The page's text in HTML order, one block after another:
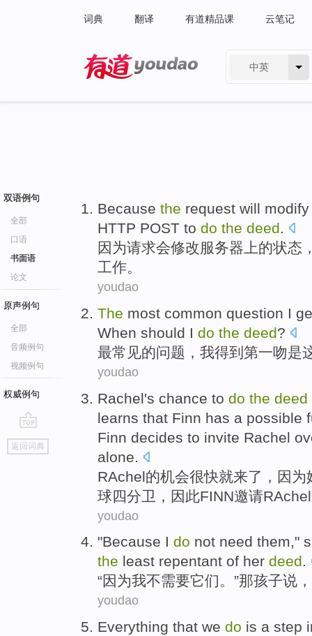
词典 翻译 有道精品课 云笔记
中英
双语例句
全部
口语
书面语
论文
原声例句
全部
音频例句
视频例句
权威例句
go
top
返回词典
Because the request will modify
HTTP POST to do the deed.
因为请求会修改服务器 上的状态
工作。
youdao
The most common question I
When should I do the deed?
最常见的问题 ， 我得到 第一吻是
youdao
Rachel's chance to do the deed
learns that Finn has a possible
Finn decides to invite Rachel
alone
RAchel的机会很快就来了 ， 因为
球四分卫 ，因此FINN邀请RAchel
youdao
"Because I do not need them,"
the least repentant of her deed.
“因为我不需要它们。”那孩子说
youdao
Everything that we do is a step